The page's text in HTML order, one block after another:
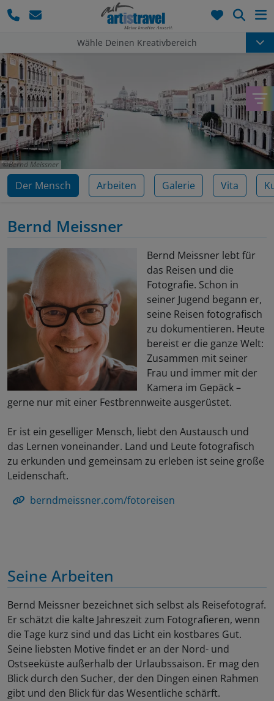
Wähle Deinen Kreativbereich
Bernd Meissner
Der Mensch Arbeiten Galerie Vita
Bernd Meissner
Bernd Meissner lebt für
das Reisen und die
Fotografie. Schon in
seiner Jugend begann er,
seine Reisen fotografisch
zu dokumentieren. Heute
bereist er die ganze Welt:
Zusammen mit seiner
Frau und immer mit der
Kamera im Gepäck –
gerne nur mit einer Festbrennweite ausgerüstet.
Er ist ein geselliger Mensch, liebt den Austausch und
das Lernen voneinander. Land und Leute fotografisch
zu erkunden und gemeinsam zu erleben ist seine große
Leidenschaft.
berndmeissner.com/fotoreisen
Seine Arbeiten
Bernd Meissner bezeichnet sich selbst als Reisefotograf.
Er schätzt die kalte Jahreszeit zum Fotografieren, wenn
die Tage kurz sind und das Licht ein kostbares Gut.
Seine liebsten Motive findet er an der Nord- und
Ostseeküste außerhalb der Urlaubssaison. Er mag den
Blick durch den Sucher, der den Dingen einen Rahmen
gibt und den Blick für das Wesentliche schärft.